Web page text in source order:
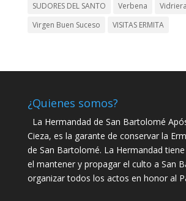
SUDORES DEL SANTO
Verbena
Vidriera
Virgen Buen Suceso
VISITAS ERMITA
¿Quienes somos?
La Hermandad de San Bartolomé
Cieza, es la garante de conservar la
de San Bartolomé. La Hermandad
el mantener y propagar el culto a San
organizar todos los actos en honor al